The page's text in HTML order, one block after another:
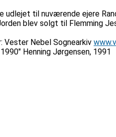
udlejet til nuværende ejere
blev solgt til Flemming
Vester Nebel Sognearkiv
Henning Jørgensen, 1991